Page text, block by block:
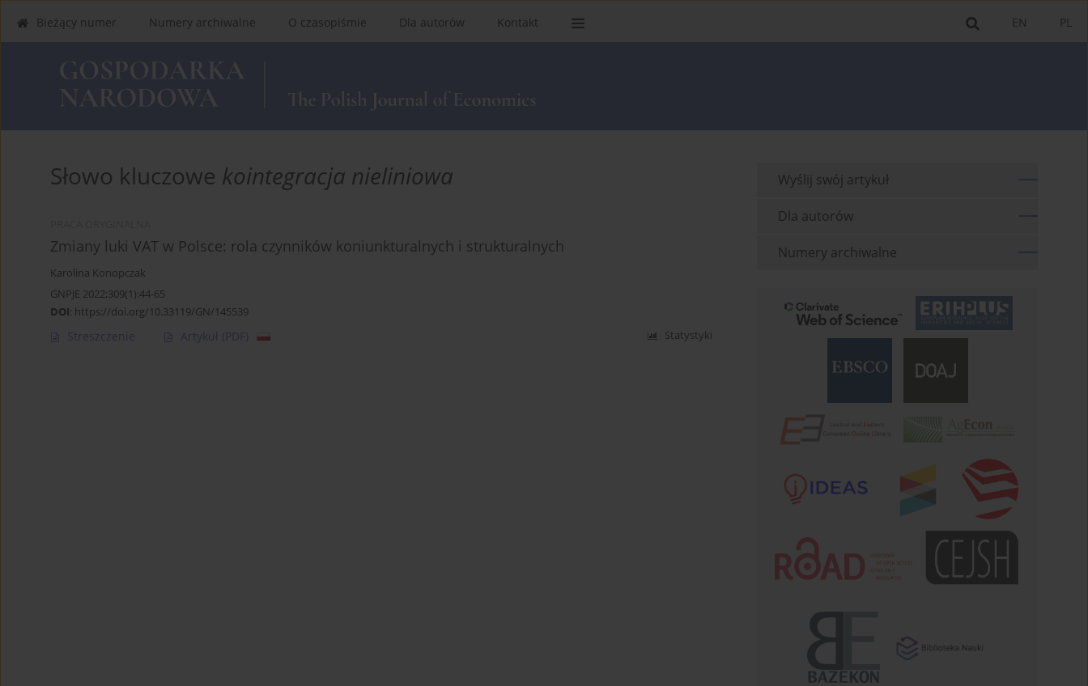
PL
EN
Bieżący numer Numery archiwalne O czasopiśmie Dla autorów Kontakt
Słowo kluczowe kointegracja nieliniowa
Zmiany luki VAT w Polsce: rola czynników koniunkturalnych i strukturalnych
Karolina Konopczak
GNPJE 2022;309(1):44-65
DOI: https://doi.org/10.33119/GN/145539
Streszczenie Artykuł (PDF) Statystyki
Wyślij swój artykuł
Dla autorów
Numery archiwalne